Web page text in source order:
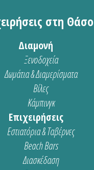
στη Θάσο
Διαμονή
Ξενοδοχεία
Δωμάτια & Διαμερίσματα
Βίλες
Κάμπινγκ
Επιχειρήσεις
Εστιατόρια & Ταβέρνες
Beach Bars
Διασκέδαση